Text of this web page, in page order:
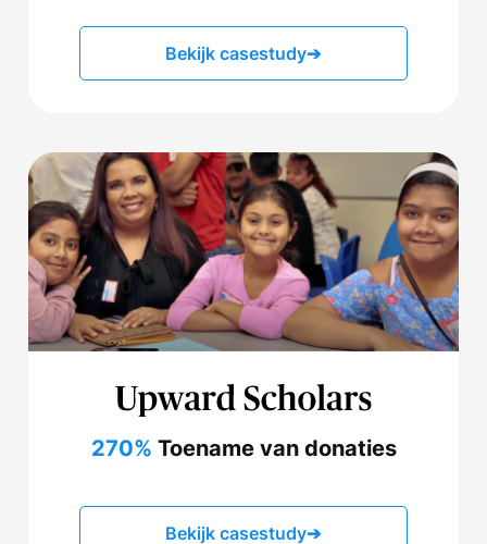
Bekijk casestudy➔
270% Toename van donaties
Bekijk casestudy➔